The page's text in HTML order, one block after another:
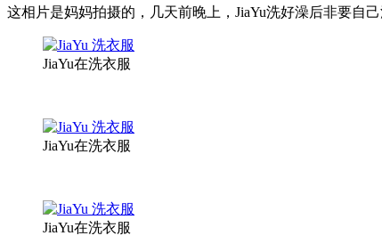
这相片是妈妈拍摄的，几天前晚上，JiaYu洗好澡后非要自
JiaYu在洗衣服
JiaYu在洗衣服
JiaYu在洗衣服